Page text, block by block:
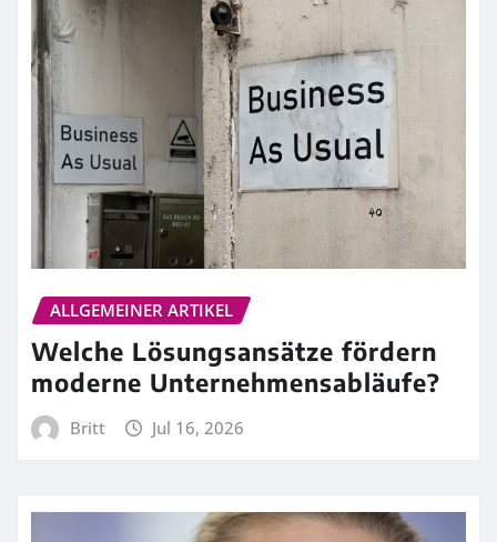
ALLGEMEINER ARTIKEL
Welche Lösungsansätze fördern
moderne Unternehmensabläufe?
Britt Jul 16, 2026